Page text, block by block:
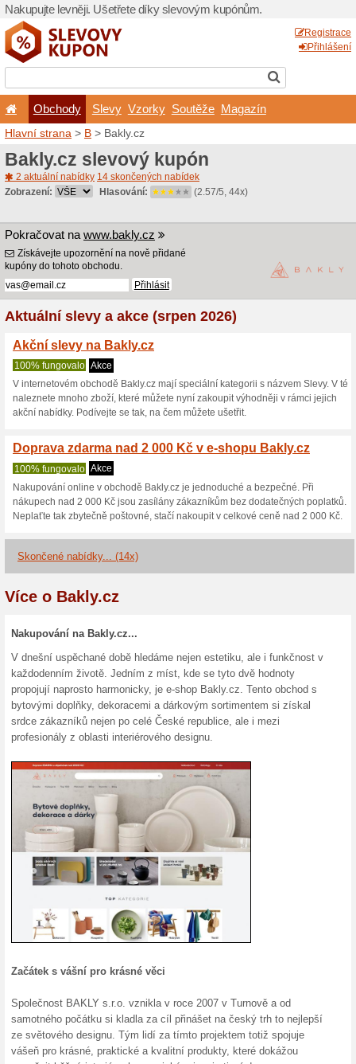
Nakupujte levněji.
Obchody Slevy
Hlavní strana >
Bakly.cz
2 aktuální nabídky 14
Zobrazení:
Pokračovat na
Získávejte upozornění na
kupóny do tohoto obchodu.
Aktuální slevy a
Akční slevy na
100% fungovalo
V internetovém obchodě
naleznete mnoho zboží,
akční nabídky. Podívejte se